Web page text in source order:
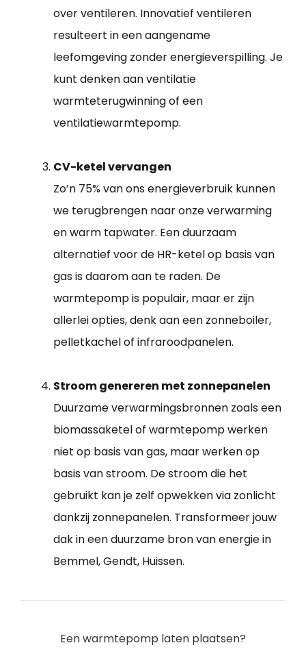
over ventileren. Innovatief ventileren
resulteert in een aangename
leefomgeving zonder energieverspilling. Je
kunt denken aan ventilatie
warmteterugwinning of een
ventilatiewarmtepomp.
CV-ketel vervangen
Zo’n 75% van ons energieverbruik kunnen
we terugbrengen naar onze verwarming
en warm tapwater. Een duurzaam
alternatief voor de HR-ketel op basis van
gas is daarom aan te raden. De
warmtepomp is populair, maar er zijn
allerlei opties, denk aan een zonneboiler,
pelletkachel of infraroodpanelen.
Stroom genereren met zonnepanelen
Duurzame verwarmingsbronnen zoals een
biomassaketel of warmtepomp werken
niet op basis van gas, maar werken op
basis van stroom. De stroom die het
gebruikt kan je zelf opwekken via zonlicht
dankzij zonnepanelen. Transformeer jouw
dak in een duurzame bron van energie in
Bemmel, Gendt, Huissen.
Een warmtepomp laten plaatsen?